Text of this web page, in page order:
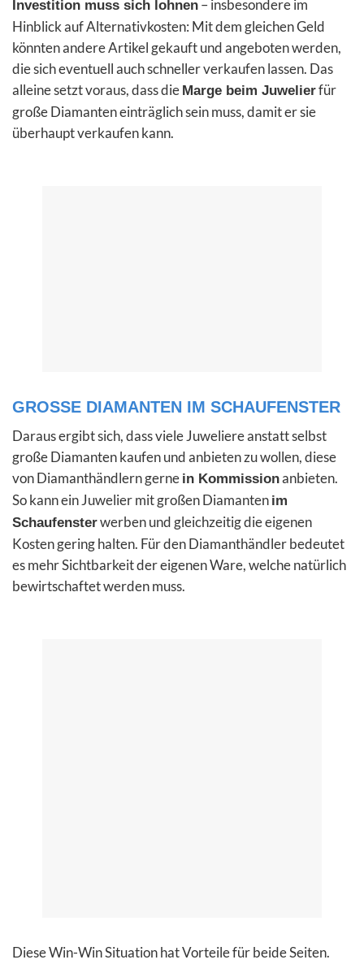
Investition muss sich lohnen – insbesondere im
Hinblick auf Alternativkosten: Mit dem gleichen Geld
könnten andere Artikel gekauft und angeboten werden,
die sich eventuell auch schneller verkaufen lassen. Das
alleine setzt voraus, dass die Marge beim Juwelierfür
große Diamanten einträglich sein muss, damit er sie
überhaupt verkaufen kann.
GROSSE DIAMANTEN IM SCHAUFENSTER
Daraus ergibt sich, dass viele Juweliere anstatt selbst
große Diamanten kaufen und anbieten zu wollen, diese
von Diamanthändlern gerne in Kommissionanbieten.
So kann ein Juwelier mit großen Diamanten im
Schaufensterwerben und gleichzeitig die eigenen
Kosten gering halten. Für den Diamanthändler bedeutet
es mehr Sichtbarkeit der eigenen Ware, welche natürlich
bewirtschaftet werden muss.
Diese Win-Win Situation hat Vorteile für beide Seiten.